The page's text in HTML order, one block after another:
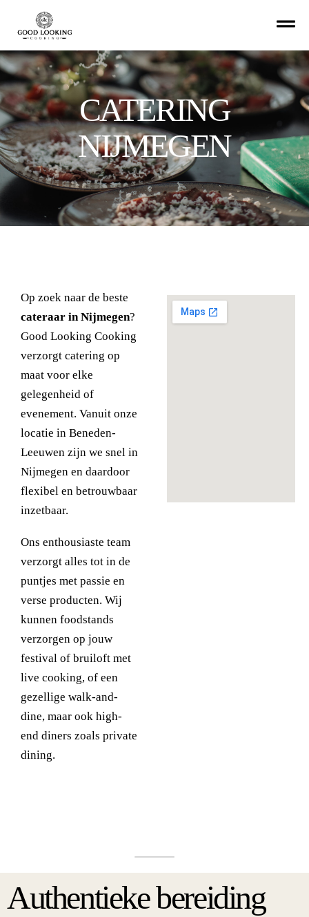
CATERING
NIJMEGEN
Op zoek naar de beste
cateraar in Nijmegen?
Good Looking Cooking
verzorgt catering op
maat voor elke
gelegenheid of
evenement. Vanuit onze
locatie in Beneden-
Leeuwen zijn we snel in
Nijmegen en daardoor
flexibel en betrouwbaar
inzetbaar.
Ons enthousiaste team
verzorgt alles tot in de
puntjes met passie en
verse producten. Wij
kunnen foodstands
verzorgen op jouw
festival of bruiloft met
live cooking, of een
gezellige walk-and-
dine, maar ook high-
end diners zoals private
dining.
Authentieke bereiding